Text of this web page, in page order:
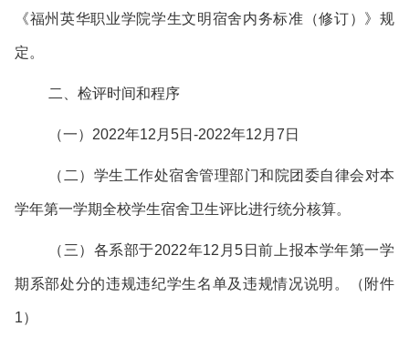
《福州英华职业学院学生文明宿舍内务标准（修订）》规
定。
二、检评时间和程序
（一）2022年12月5日-2022年12月7日
（二）学生工作处宿舍管理部门和院团委自律会对本
学年第一学期全校学生宿舍卫生评比进行统分核算。
（三）各系部于2022年12月5日前上报本学年第一学
期系部处分的违规违纪学生名单及违规情况说明。（附件
1）